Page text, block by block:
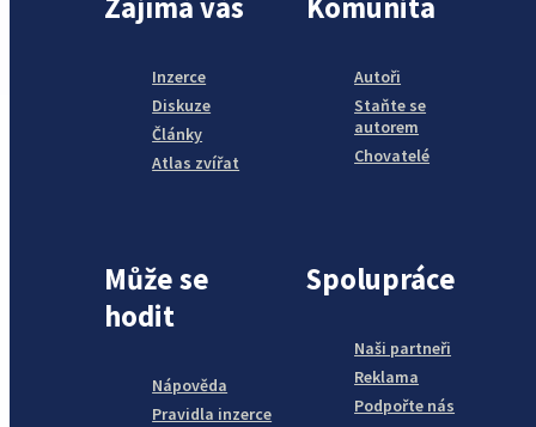
Zajímá vás
Inzerce
Diskuze
Články
Atlas zvířat
Komunita
Autoři
Staňte se
autorem
Chovatelé
Může se
hodit
Nápověda
Pravidla inzerce
Spolupráce
Naši partneři
Reklama
Podpořte nás